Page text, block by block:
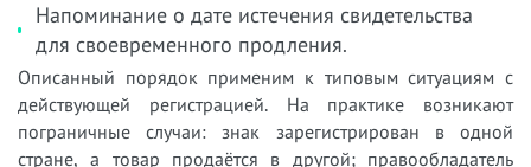
Напоминание о дате истечения свидетельства
для своевременного продления.
Описанный порядок применим к типовым ситуациям с
действующей регистрацией. На практике возникают
пограничные случаи: знак зарегистрирован в одной
стране, а товар продаётся в другой; правообладатель